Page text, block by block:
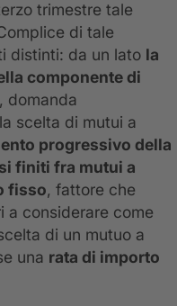
trimestre tale
di tale
distinti: da un lato la
componente di
, domanda
scelta di mutui a
progressivo della
finiti fra mutui a
fisso, fattore che
a considerare come
di un mutuo a
una rata di importo